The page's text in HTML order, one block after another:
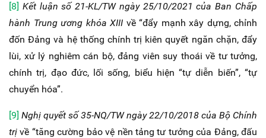
[8] Kết luận số 21-KL/TW ngày 25/10/2021 của Ban Chấp
hành Trung ương khóa XIII về “đẩy mạnh xây dựng, chỉnh
đốn Đảng và hệ thống chính trị kiên quyết ngăn chặn, đẩy
lùi, xử lý nghiêm cán bộ, đảng viên suy thoái về tư tưởng,
chính trị, đạo đức, lối sống, biểu hiện “tự diễn biến”, “tự
chuyển hóa”.
[9] Nghị quyết số 35-NQ/TW ngày 22/10/2018 của Bộ Chính
trị về “tăng cường bảo vệ nền tảng tư tưởng của Đảng, đấu